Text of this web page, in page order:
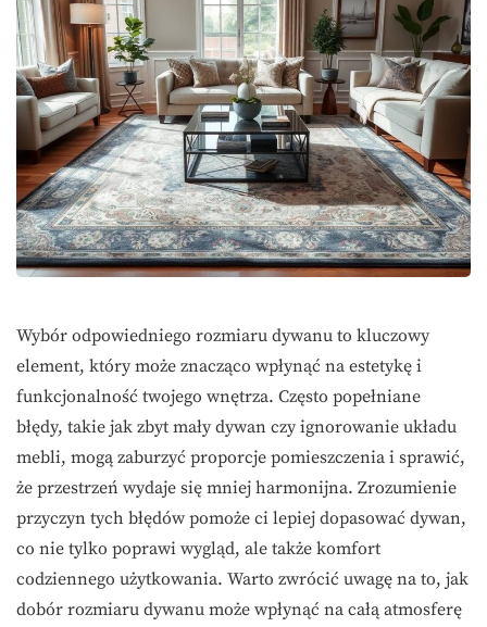
Wybór odpowiedniego rozmiaru dywanu to kluczowy
element, który może znacząco wpłynąć na estetykę i
funkcjonalność twojego wnętrza. Często popełniane
błędy, takie jak zbyt mały dywan czy ignorowanie układu
mebli, mogą zaburzyć proporcje pomieszczenia i sprawić,
że przestrzeń wydaje się mniej harmonijna. Zrozumienie
przyczyn tych błędów pomoże ci lepiej dopasować dywan,
co nie tylko poprawi wygląd, ale także komfort
codziennego użytkowania. Warto zwrócić uwagę na to, jak
dobór rozmiaru dywanu może wpłynąć na całą atmosferę